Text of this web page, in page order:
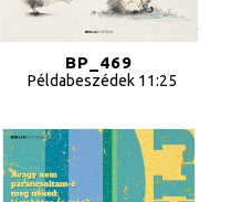
BP_469
Példabeszédek 11:25